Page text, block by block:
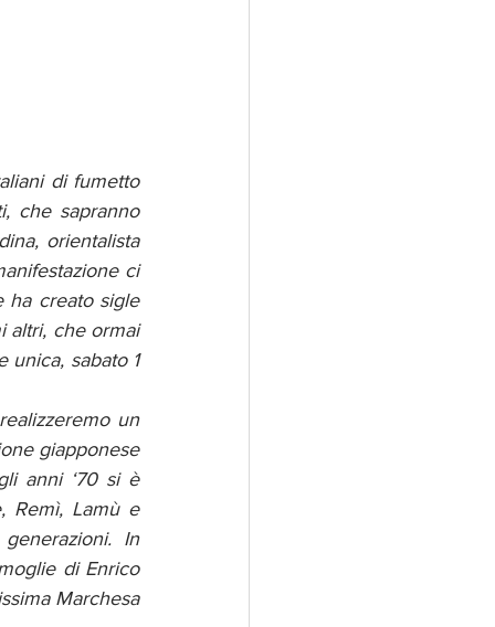
di fumetto
che sapranno
orientalista
ci
ha creato sigle
altri, che ormai
unica, sabato 1
un
giapponese
anni ‘70 si è
Remì, Lamù e
In
di Enrico
Marchesa